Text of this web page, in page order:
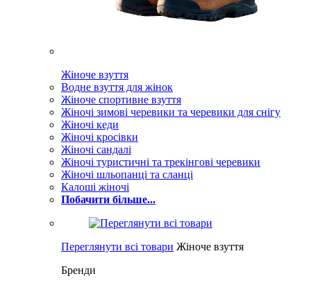
Жіноче взуття
Водне взуття для жінок
Жіноче спортивне взуття
Жіночі зимові черевики та черевики для снігу
Жіночі кеди
Жіночі кросівки
Жіночі сандалі
Жіночі туристичні та трекінгові черевики
Жіночі шльопанці та сланці
Калоші жіночі
Побачити більше...
Переглянути всі товари Жіноче взуття
Бренди